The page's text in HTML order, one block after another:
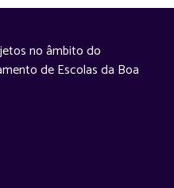
no âmbito do
de Escolas da Boa